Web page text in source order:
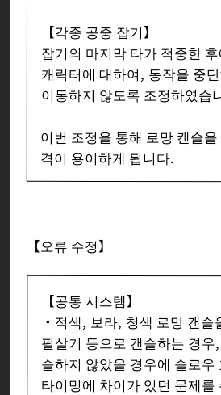
【각종 공중 잡기】
잡기의 마지막 타가 적중한
캐릭터에 대하여, 동작을 중
이동하지 않도록 조정하였습
이번 조정을 통해 로망 캔슬
격이 용이하게 됩니다.
【오류 수정】
【공통 시스템】
・적색, 보라, 청색 로망 캔
필살기 등으로 캔슬하는 경우
슬하지 않았을 경우에 슬로우
타이밍에 차이가 있던 문제를